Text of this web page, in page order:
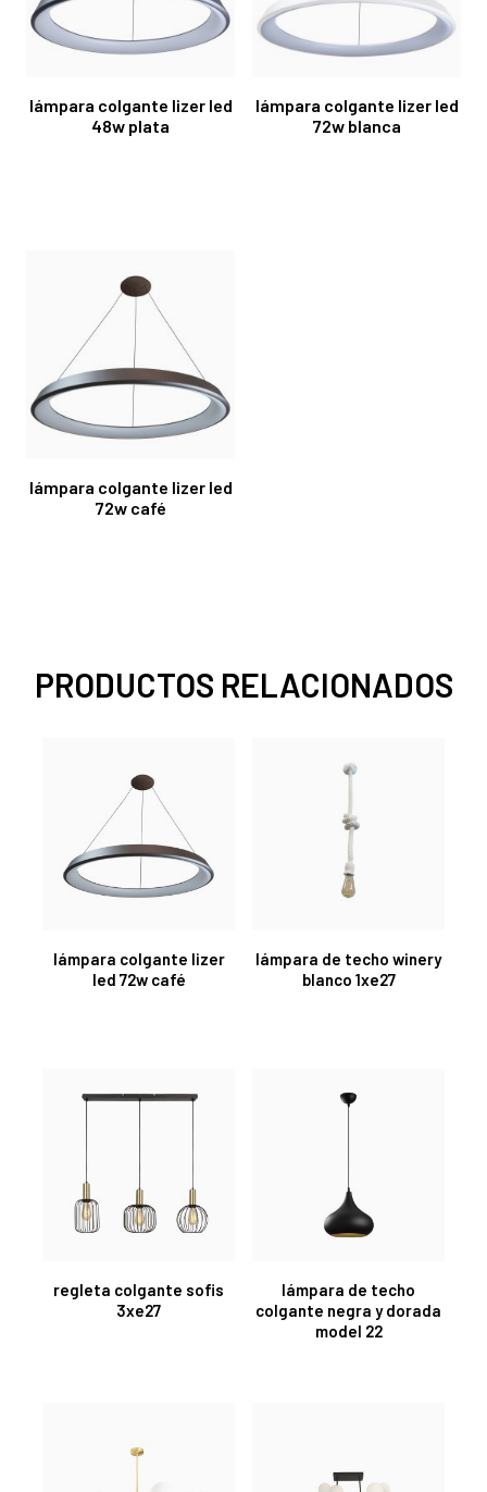
lámpara colgante lizer led
48w plata
lámpara colgante lizer led
72w blanca
lámpara colgante lizer led
72w café
PRODUCTOS RELACIONADOS
lámpara colgante lizer
led 72w café
lámpara de techo winery
blanco 1xe27
regleta colgante sofis
3xe27
lámpara de techo
colgante negra y dorada
model 22